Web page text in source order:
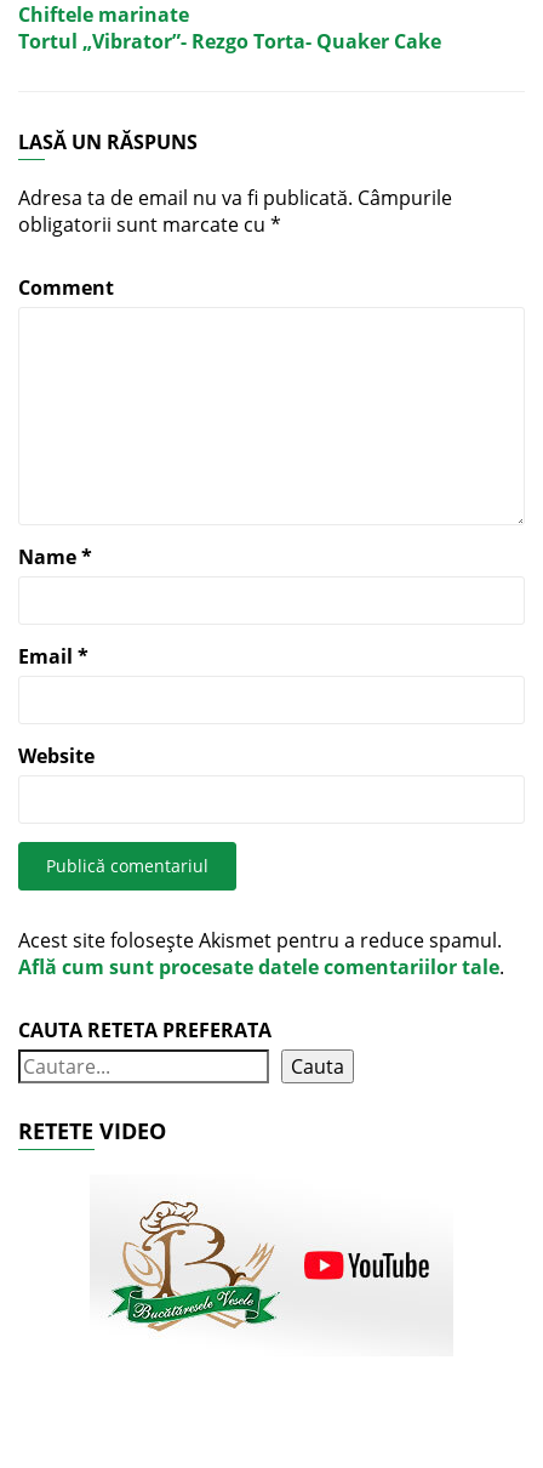
Chiftele marinate
Tortul „Vibrator”- Rezgo Torta- Quaker Cake
LASĂ UN RĂSPUNS
Adresa ta de email nu va fi publicată. Câmpurile
obligatorii sunt marcate cu *
Comment
Name*
Email *
Website
Acest site folosește Akismet pentru a reduce spamul.
Află cum sunt procesate datele comentariilor tale.
CAUTA RETETA PREFERATA
Cauta
RETETE VIDEO